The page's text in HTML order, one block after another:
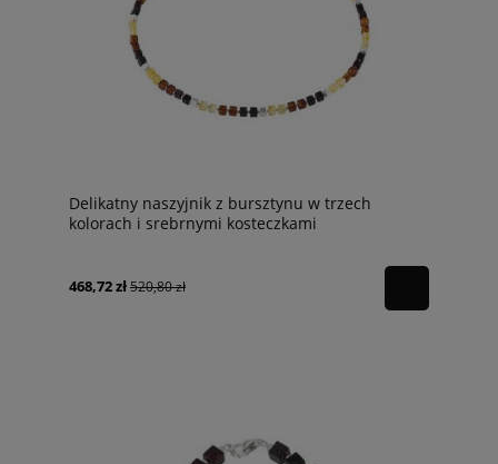
Delikatny naszyjnik z bursztynu w trzech
kolorach i srebrnymi kosteczkami
468,72 zł520,80 zł